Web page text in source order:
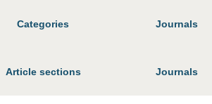
Categories Journals
Article sections Journals